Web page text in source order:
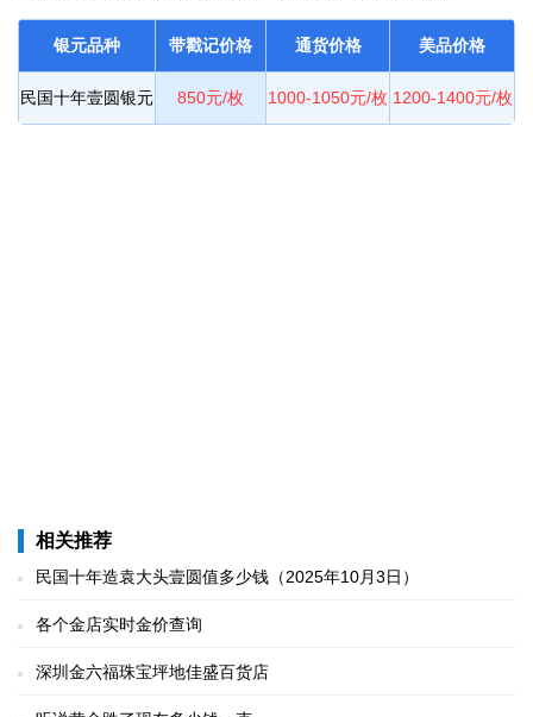
银元品种 带戳记价格 通货价格 美品价格
民国十年壹圆银元 850元/枚 1000-1050元/枚 1200-1400元/枚
相关推荐
民国十年造袁大头壹圆值多少钱（2025年10月3日）
各个金店实时金价查询
深圳金六福珠宝坪地佳盛百货店